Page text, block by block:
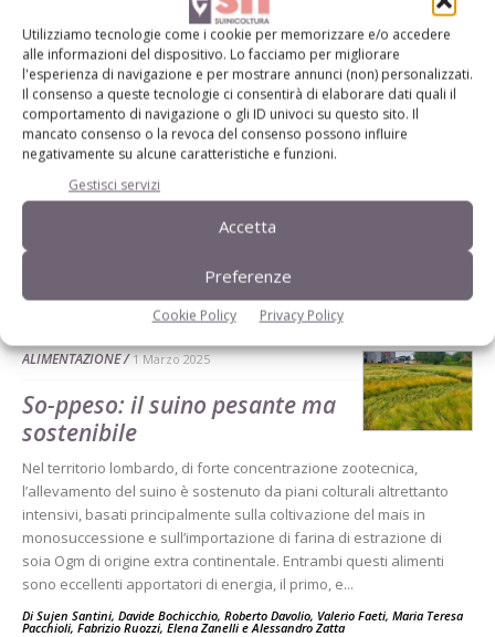
Utilizziamo tecnologie come i cookie per memorizzare e/o accedere
alle informazioni del dispositivo. Lo facciamo per migliorare
l'esperienza di navigazione e per mostrare annunci (non) personalizzati.
Il consenso a queste tecnologie ci consentirà di elaborare dati quali il
comportamento di navigazione o gli ID univoci su questo sito. Il
mancato consenso o la revoca del consenso possono influire
negativamente su alcune caratteristiche e funzioni.
Gestisci servizi
Accetta
Preferenze
Cookie Policy Privacy Policy
Dalla stessa categoria
SENZA CATEGORIA 16 Maggio 2025
Lo svezzamento inizia
nell’intestino
Un’intervista oltreoceano al professor Kwangwook Kim, guida nella
comprensione del delicato sviluppo intestinale dei suinetti con un
focus su strategie nutrizionali innovative per migliorare salute,
crescita e benessere animale
ALIMENTAZIONE 1 Marzo 2025
So-ppeso: il suino pesante ma
sostenibile
Nel territorio lombardo, di forte concentrazione zootecnica,
l’allevamento del suino è sostenuto da piani colturali altrettanto
intensivi, basati principalmente sulla coltivazione del mais in
monosuccessione e sull’importazione di farina di estrazione di
soia Ogm di origine extra continentale. Entrambi questi alimenti
sono eccellenti apportatori di energia, il primo, e...
Di Sujen Santini, Davide Bochicchio, Roberto Davolio, Valerio Faeti, Maria Teresa
Pacchioli, Fabrizio Ruozzi, Elena Zanelli eAlessandro Zatta